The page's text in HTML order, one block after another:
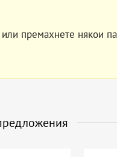
премахнете някои